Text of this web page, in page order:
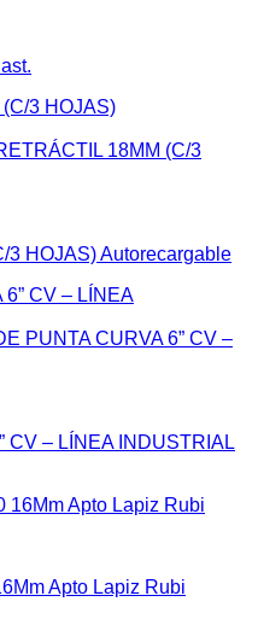
HOJAS) Autorecargable
CV – LÍNEA INDUSTRIAL
Apto Lapiz Rubi